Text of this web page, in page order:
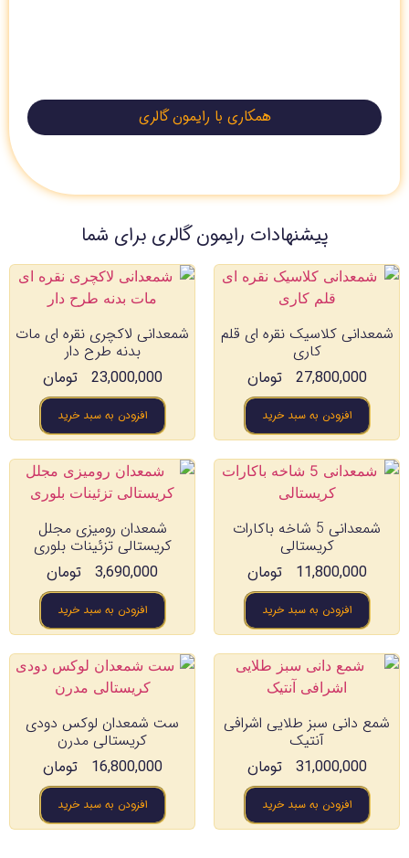
همکاری با رایمون گالری
پیشنهادات رایمون گالری برای شما
شمعدانی کلاسیک نقره ای قلم
کاری
27,800,000
تومان
افزودن به سبد خرید
شمعدانی لاکچری نقره ای مات
بدنه طرح دار
23,000,000
تومان
افزودن به سبد خرید
شمعدانی 5 شاخه باکارات
کریستالی
11,800,000
تومان
افزودن به سبد خرید
شمعدان رومیزی مجلل
کریستالی تزئینات بلوری
3,690,000 تومان
افزودن به سبد خرید
شمع دانی سبز طلایی اشرافی
آنتیک
31,000,000
تومان
افزودن به سبد خرید
ست شمعدان لوکس دودی
کریستالی مدرن
16,800,000
تومان
افزودن به سبد خرید